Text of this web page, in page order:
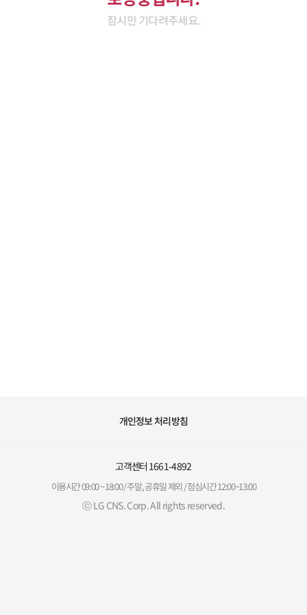
잠시만 기다려주세요.
개인정보 처리방침
고객센터1661-4892
이용시간 09:00 ~ 18:00 / 주말, 공휴일 제외 / 점심시간 12:00~13:00
ⓒ LG CNS. Corp. All rights reserved.